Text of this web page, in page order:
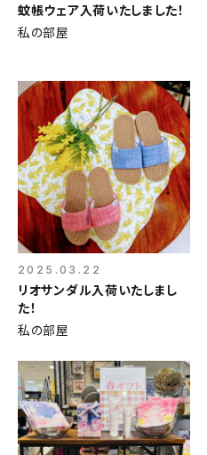
蚊帳ウェア入荷いたしました！
私の部屋
2025.03.22
リオサンダル入荷いたしまし
た！
私の部屋